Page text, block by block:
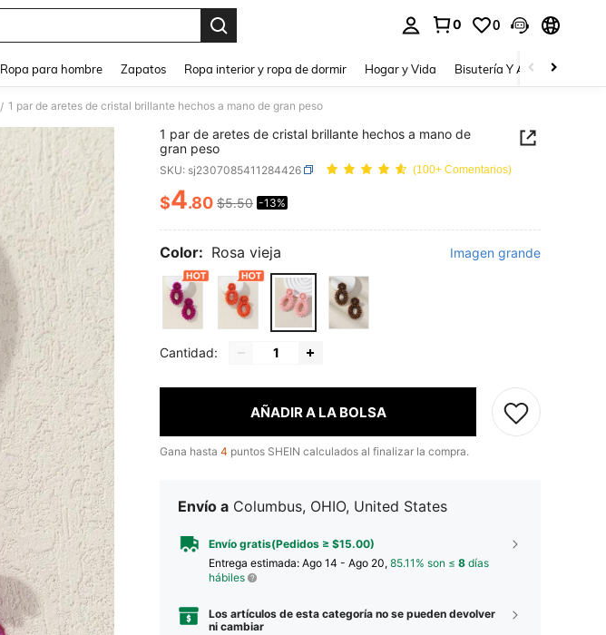
0 0
Ropa para hombre Zapatos Ropa interior y ropa de dormir Hogar y Vida Bisutería Y Accesorios
/ 1 par de aretes de cristal brillante hechos a mano de gran peso
1 par de aretes de cristal brillante hechos a mano de
gran peso
SKU: sj2307085411284426 (100+ Comentarios)
PRICE AND AVAILABILITY
$4.80 $5.50 -13%
Color: Rosa vieja Imagen grande
Cantidad:
AÑADIR A LA BOLSA
Gana hasta 4 puntos SHEIN calculados al finalizar la compra.
Envío a Columbus, OHIO, United States
Envío gratis(Pedidos ≥ $15.00)
Entrega estimada: Ago 14 - Ago 20, 85.11% son ≤ 8 días
hábiles
Los artículos de esta categoría no se pueden devolver
ni cambiar